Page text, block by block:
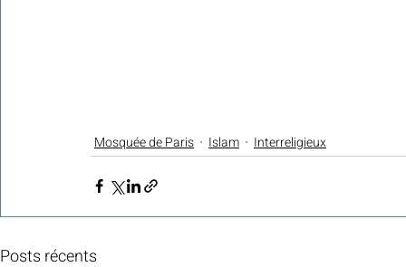
Mosquée de Paris Islam Interreligieux
Posts récents